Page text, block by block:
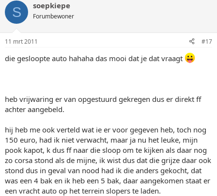
S soepkiepe
Forumbewoner
11 mrt 2011 #17
die gesloopte auto hahaha das mooi dat je dat vraagt
heb vrijwaring er van opgestuurd gekregen dus er direkt ff
achter aangebeld.
hij heb me ook verteld wat ie er voor gegeven heb, toch nog
150 euro, had ik niet verwacht, maar ja nu het leuke, mijn
pook kapot, k dus ff naar die sloop om te kijken als daar nog
zo corsa stond als de mijne, ik wist dus dat die grijze daar ook
stond dus in geval van nood had ik die anders gekocht, dat
was een 4 bak en ik heb een 5 bak, daar aangekomen staat er
een vracht auto op het terrein slopers te laden.